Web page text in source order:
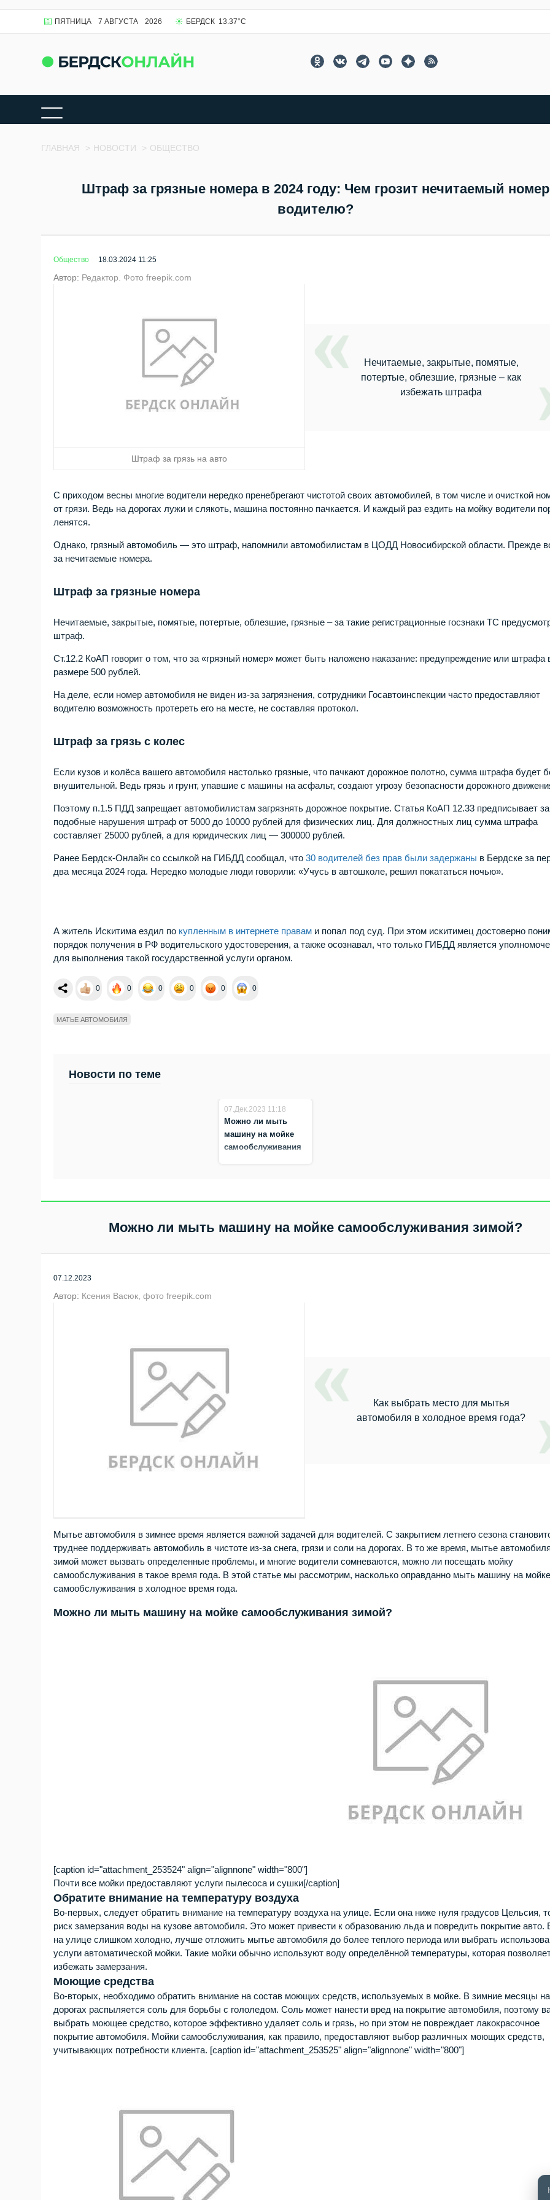
ПЯТНИЦА 7 АВГУСТА 2026 БЕРДСК 13.37°C
ГЛАВНАЯ > НОВОСТИ > ОБЩЕСТВО
Штраф за грязные номера в 2024 году: Чем грозит нечитаемый номер
водителю?
Общество 18.03.2024 11:25
Автор: Редактор. Фото freepik.com
Штраф за грязь на авто
Нечитаемые, закрытые, помятые,
потертые, облезшие, грязные – как
избежать штрафа
С приходом весны многие водители нередко пренебрегают чистотой своих автомобилей, в том числе и очисткой
от грязи. Ведь на дорогах лужи и слякоть, машина постоянно пачкается. И каждый раз ездить на мойку водители
ленятся.
Однако, грязный автомобиль — это штраф, напомнили автомобилистам в ЦОДД Новосибирской области. Прежде
за нечитаемые номера.
Штраф за грязные номера
Нечитаемые, закрытые, помятые, потертые, облезшие, грязные – за такие регистрационные госзнаки ТС
штраф.
Ст.12.2 КоАП говорит о том, что за «грязный номер» может быть наложено наказание: предупреждение или штрафа
размере 500 рублей.
На деле, если номер автомобиля не виден из-за загрязнения, сотрудники Госавтоинспекции часто предоставляют
водителю возможность протереть его на месте, не составляя протокол.
Штраф за грязь с колес
Если кузов и колёса вашего автомобиля настолько грязные, что пачкают дорожное полотно, сумма штрафа будет
внушительной. Ведь грязь и грунт, упавшие с машины на асфальт, создают угрозу безопасности дорожного
Поэтому п.1.5 ПДД запрещает автомобилистам загрязнять дорожное покрытие. Статья КоАП 12.33 предписывает за
подобные нарушения штраф от 5000 до 10000 рублей для физических лиц. Для должностных лиц сумма штрафа
составляет 25000 рублей, а для юридических лиц — 300000 рублей.
Ранее Бердск-Онлайн со ссылкой на ГИБДД сообщал, что30 водителей без прав были задержаны в Бердске за
два месяца 2024 года. Нередко молодые люди говорили: «Учусь в автошколе, решил покататься ночью».
А житель Искитима ездил по купленным в интернете правам и попал под суд. При этом искитимец достоверно
порядок получения в РФ водительского удостоверения, а также осознавал, что только ГИБДД является
для выполнения такой государственной услуги органом.
0 0 0 0 0 0
МАТЬЕ АВТОМОБИЛЯ
Новости по теме
07.Дек.2023 11:18
Можно ли мыть
машину на мойке
самообслуживания
Можно ли мыть машину на мойке самообслуживания зимой?
07.12.2023
Автор: Ксения Васюк, фото freepik.com
Как выбрать место для мытья
автомобиля в холодное время года?
Мытье автомобиля в зимнее время является важной задачей для водителей. С закрытием летнего сезона
труднее поддерживать автомобиль в чистоте из-за снега, грязи и соли на дорогах. В то же время, мытье автомобиля
зимой может вызвать определенные проблемы, и многие водители сомневаются, можно ли посещать мойку
самообслуживания в такое время года. В этой статье мы рассмотрим, насколько оправданно мыть машину на мойке
самообслуживания в холодное время года.
Можно ли мыть машину на мойке самообслуживания зимой?
[caption id="attachment_253524" align="alignnone" width="800"]
Почти все мойки предоставляют услуги пылесоса и сушки[/caption]
Обратите внимание на температуру воздуха
Во-первых, следует обратить внимание на температуру воздуха на улице. Если она ниже нуля градусов Цельсия,
риск замерзания воды на кузове автомобиля. Это может привести к образованию льда и повредить покрытие авто.
на улице слишком холодно, лучше отложить мытье автомобиля до более теплого периода или выбрать
услуги автоматической мойки. Такие мойки обычно используют воду определённой температуры, которая
избежать замерзания.
Моющие средства
Во-вторых, необходимо обратить внимание на состав моющих средств, используемых в мойке. В зимние месяцы на
дорогах распыляется соль для борьбы с гололедом. Соль может нанести вред на покрытие автомобиля, поэтому
выбрать моющее средство, которое эффективно удаляет соль и грязь, но при этом не повреждает лакокрасочное
покрытие автомобиля. Мойки самообслуживания, как правило, предоставляют выбор различных моющих средств,
учитывающих потребности клиента. [caption id="attachment_253525" align="alignnone" width="800"]